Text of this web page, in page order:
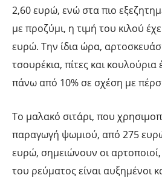
2,60 ευρώ, ενώ στα πιο
με προζύμι, η τιμή του κιλού
ευρώ. Την ίδια ώρα,
τσουρέκια, πίτες και κουλούρια
πάνω από 10% σε σχέση με
Το μαλακό σιτάρι, που
παραγωγή ψωμιού, από 275
ευρώ, σημειώνουν οι
του ρεύματος είναι αυξημένοι